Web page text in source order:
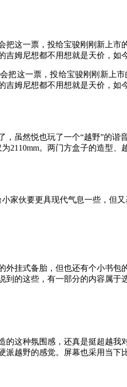
把这一票，投给宝骏刚刚新上
吉姆尼想都不用想就是天价，如
把这一票，投给宝骏刚刚新上
姆尼想都不用想就是天价，如
虽然悦也玩了一个“越野”的
2110mm。两门方盒子的造型
家伙要更具现代气息一些，但
外挂式备胎，但也还有个小书
的这些，有一部分的内容属
的这种氛围感，还真是挺超越
派越野的感觉。屏幕也采用当